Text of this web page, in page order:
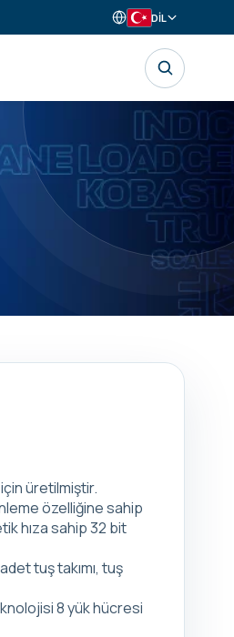
DİL
üretilmiştir.
özelliğine sahip
hıza sahip 32 bit
tuş takımı, tuş
8 yük hücresi